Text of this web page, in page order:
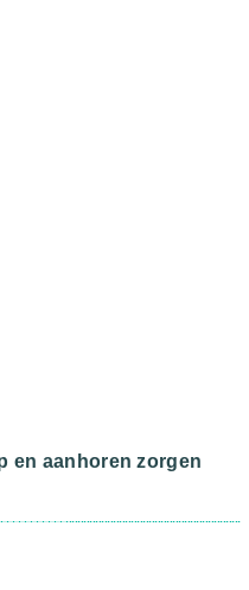
en aanhoren zorgen